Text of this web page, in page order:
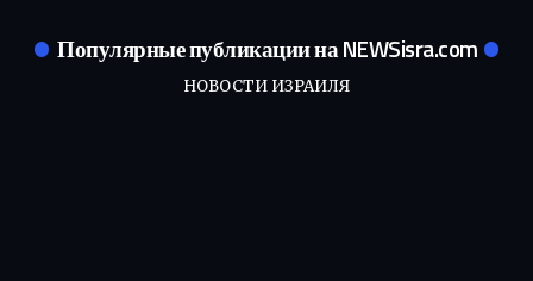
Популярные публикации на NEWSisra.com
НОВОСТИ ИЗРАИЛЯ